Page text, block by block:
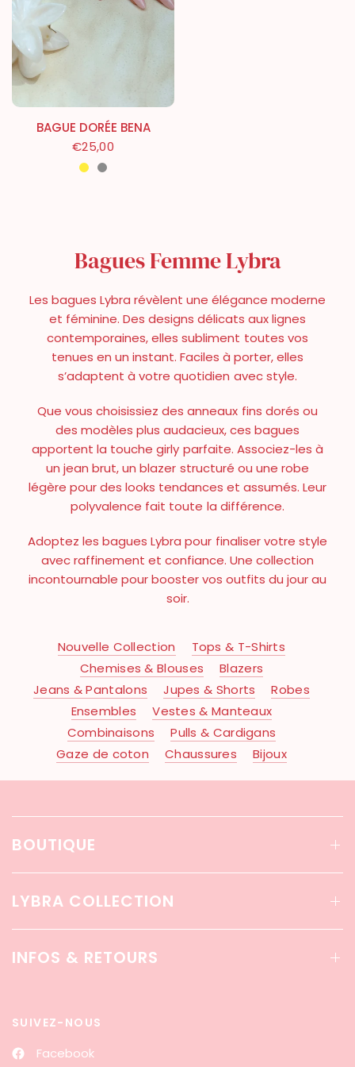
BAGUE DORÉE BENA
€25,00
DoréArgenté
Bagues Femme Lybra
Les bagues Lybra révèlent une élégance moderne
et féminine. Des designs délicats aux lignes
contemporaines, elles subliment toutes vos
tenues en un instant. Faciles à porter, elles
s’adaptent à votre quotidien avec style.
Que vous choisissiez des anneaux fins dorés ou
des modèles plus audacieux, ces bagues
apportent la touche girly parfaite. Associez-les à
un jean brut, un blazer structuré ou une robe
légère pour des looks tendances et assumés. Leur
polyvalence fait toute la différence.
Adoptez les bagues Lybra pour finaliser votre style
avec raffinement et confiance. Une collection
incontournable pour booster vos outfits du jour au
soir.
Nouvelle Collection
Tops & T-Shirts
Chemises & Blouses
Blazers
Jeans & Pantalons
Jupes & Shorts
Robes
Ensembles
Vestes & Manteaux
Combinaisons
Pulls & Cardigans
Gaze de coton
Chaussures Bijoux
BOUTIQUE
LYBRA COLLECTION
INFOS & RETOURS
SUIVEZ-NOUS
Facebook